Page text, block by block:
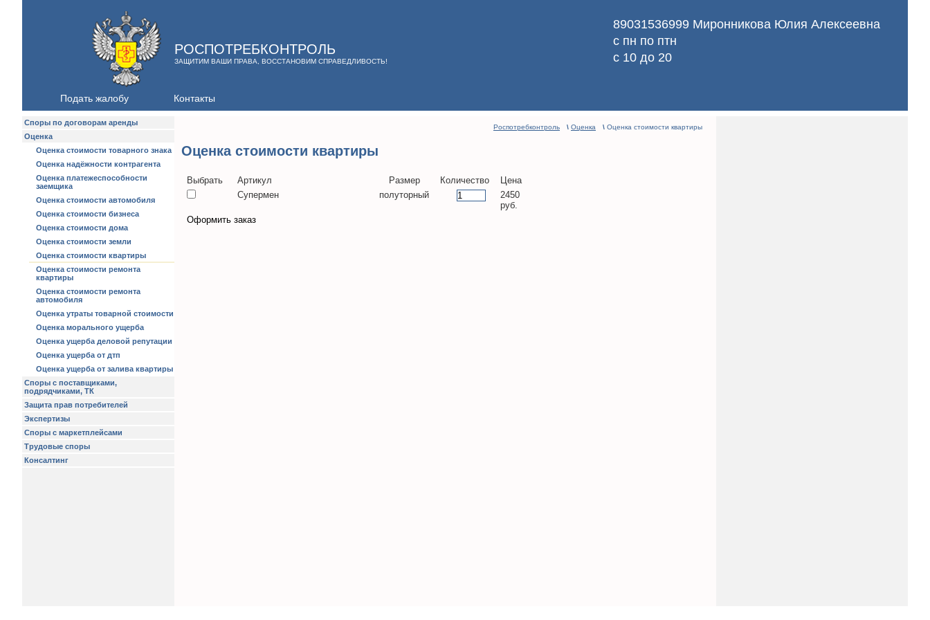
89031536999 Миронникова Юлия Алексеевна
с пн по птн
с 10 до 20
РОСПОТРЕБКОНТРОЛЬ
ЗАЩИТИМ ВАШИ ПРАВА, ВОССТАНОВИМ СПРАВЕДЛИВОСТЬ!
Подать жалобу Контакты
Споры по договорам аренды
Оценка
Оценка стоимости товарного знака
Оценка надёжности контрагента
Оценка платежеспособности
заемщика
Оценка стоимости автомобиля
Оценка стоимости бизнеса
Оценка стоимости дома
Оценка стоимости земли
Оценка стоимости квартиры
Оценка стоимости ремонта
квартиры
Оценка стоимости ремонта
автомобиля
Оценка утраты товарной стоимости
Оценка морального ущерба
Оценка ущерба деловой репутации
Оценка ущерба от дтп
Оценка ущерба от залива квартиры
Споры с поставщиками,
подрядчиками, ТК
Защита прав потребителей
Экспертизы
Споры с маркетплейсами
Трудовые споры
Консалтинг
Роспотребконтроль \ Оценка \ Оценка стоимости квартиры
Оценка стоимости квартиры
Выбрать Артикул Размер Количество
Цена
Супермен
полуторный
2450
руб.
Оформить заказ